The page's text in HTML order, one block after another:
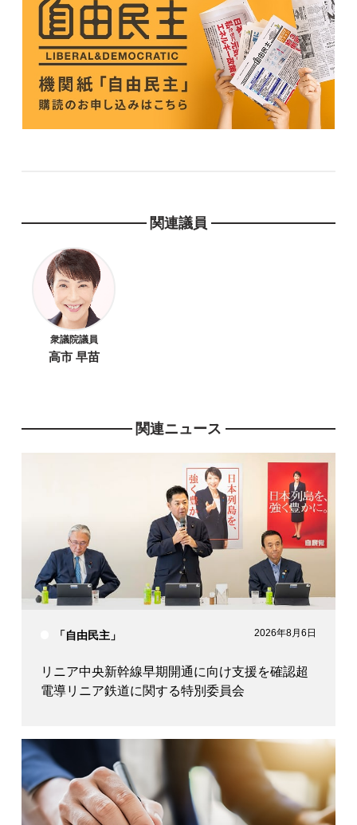
関連議員
衆議院議員
高市 早苗
関連ニュース
「自由民主」 2026年8月6日
リニア中央新幹線早期開通に向け支援を確認超
電導リニア鉄道に関する特別委員会